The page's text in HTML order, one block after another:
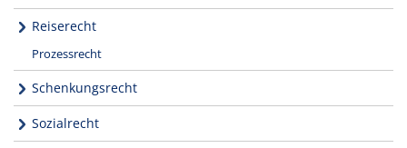
Reiserecht
Prozessrecht
Schenkungsrecht
Sozialrecht